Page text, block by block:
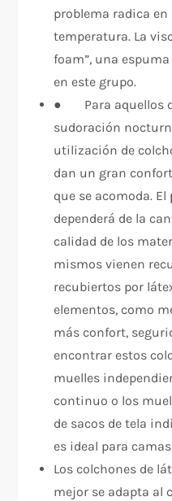
problema radica
temperatura. La
foam”, una
en este grupo.
● Para aquellos
sudoración
utilización de
dan un gran
que se acomoda. El
dependerá de la
calidad de los
mismos vienen
recubiertos por
elementos, como
más confort,
encontrar estos
muelles
continuo o los
de sacos de tela
es ideal para
Los colchones de
mejor se adapta al